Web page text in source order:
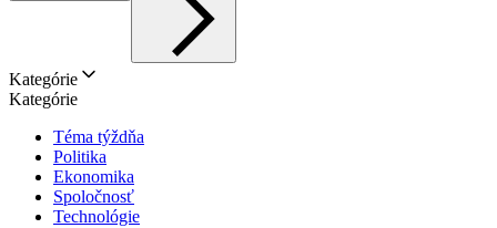
Kategórie
Kategórie
Téma týždňa
Politika
Ekonomika
Spoločnosť
Technológie